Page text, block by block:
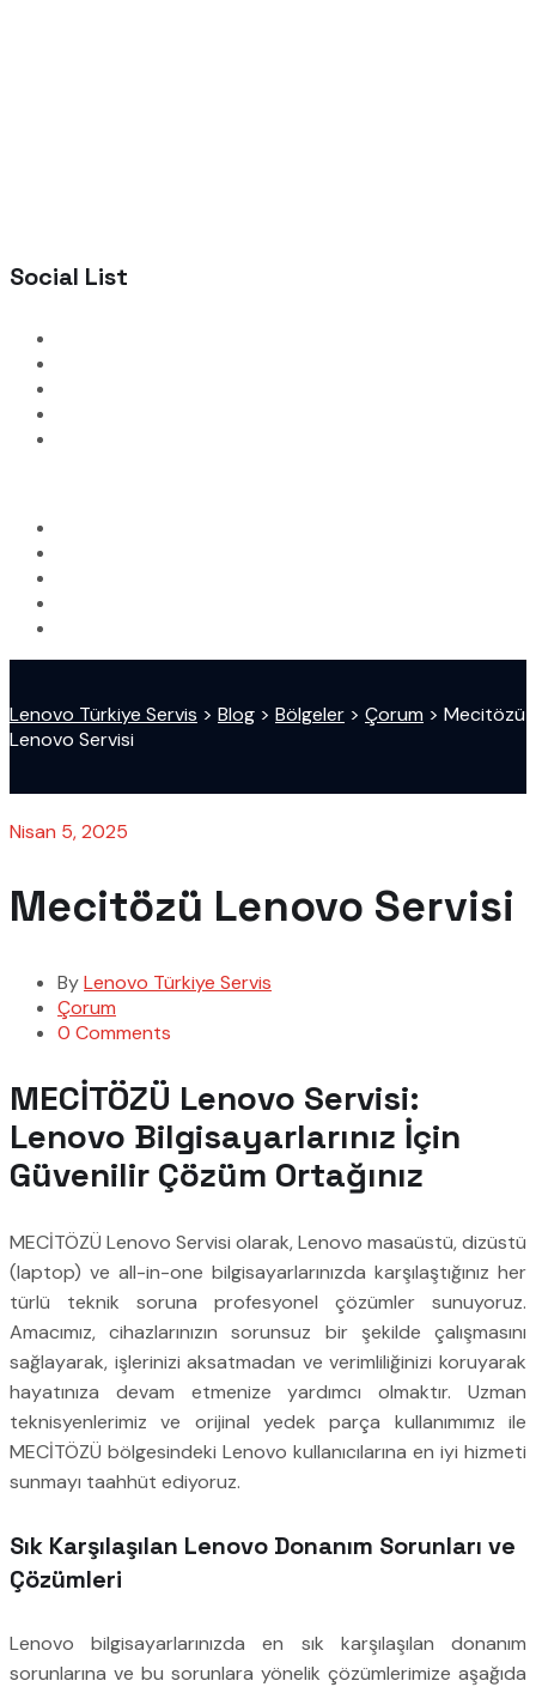
Social List
Lenovo Türkiye Servis > Blog > Bölgeler > Çorum > Mecitözü
Lenovo Servisi
Nisan 5, 2025
Mecitözü Lenovo Servisi
ByLenovo Türkiye Servis
Çorum
0 Comments
MECİTÖZÜ Lenovo Servisi:
Lenovo Bilgisayarlarınız İçin
Güvenilir Çözüm Ortağınız
MECİTÖZÜ Lenovo Servisi olarak, Lenovo masaüstü, dizüstü
(laptop) ve all-in-one bilgisayarlarınızda karşılaştığınız her
türlü teknik soruna profesyonel çözümler sunuyoruz.
Amacımız, cihazlarınızın sorunsuz bir şekilde çalışmasını
sağlayarak, işlerinizi aksatmadan ve verimliliğinizi koruyarak
hayatınıza devam etmenize yardımcı olmaktır. Uzman
teknisyenlerimiz ve orijinal yedek parça kullanımımız ile
MECİTÖZÜ bölgesindeki Lenovo kullanıcılarına en iyi hizmeti
sunmayı taahhüt ediyoruz.
Sık Karşılaşılan Lenovo Donanım Sorunları ve
Çözümleri
Lenovo bilgisayarlarınızda en sık karşılaşılan donanım
sorunlarına ve bu sorunlara yönelik çözümlerimize aşağıda